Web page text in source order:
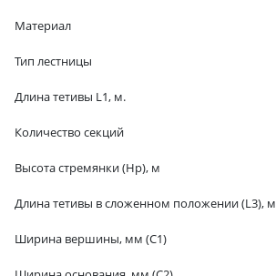
Материал
Тип лестницы
Длина тетивы L1, м.
Количество секций
Высота стремянки (Hр), м
Длина тетивы в сложенном положении (L3), м
Ширина вершины, мм (С1)